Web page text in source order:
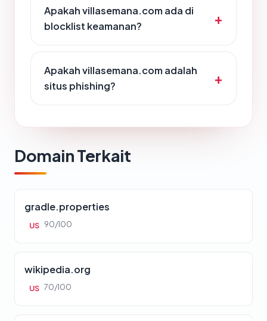
Apakah villasemana.com ada di
blocklist keamanan?
Apakah villasemana.com adalah
situs phishing?
Domain Terkait
gradle.properties
US 90/100
wikipedia.org
US 70/100